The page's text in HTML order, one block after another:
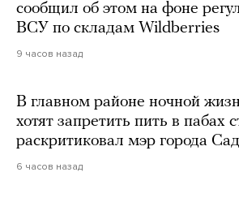
сообщил об этом на фоне
ВСУ по складам Wildberries
9 часов назад
В главном районе ночной
хотят запретить пить в пабах
раскритиковал мэр города
6 часов назад